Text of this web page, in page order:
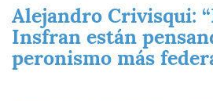
Alejandro Crivisqui:
Insfran están
peronismo más